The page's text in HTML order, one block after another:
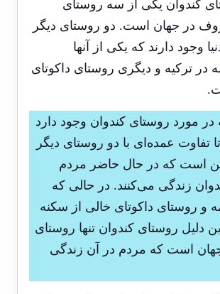
کندوان یکی از سه روستای
در جهان است. دو روستای دیگر
وجود دارند که یکی از آنها
در ترکیه و دیگری روستای داکوتای
در مورد روستای کندوان وجود دارد
تفاوت عمده‌ای با دو روستای دیگر
است که در حال حاضر مردم
زندگی می‌کنند. در حالی که
و روستای داکوتای خالی از سکنه
دلیل روستای کندوان تنها روستای
است که مردم در آن زندگی